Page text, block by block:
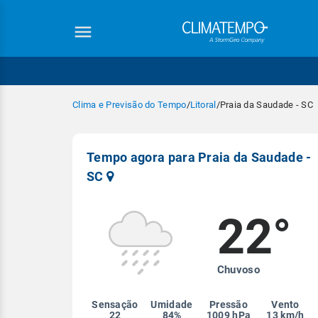
Clima e Previsão do Tempo/Litoral /Praia da Saudade - SC
Tempo agora para Praia da Saudade -
SC
22°
Chuvoso
Sensação
22
Umidade
84%
Pressão
1009 hPa
Vento
13 km/h
Equipe